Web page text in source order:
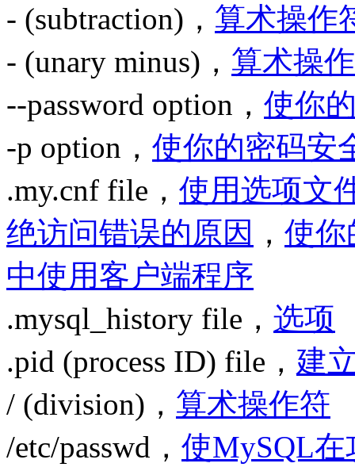
- (subtraction)， 算术操作
- (unary minus)， 算术操
--password option， 使你
-p option， 使你的密码安
.my.cnf file， 使用选项文
绝访问错误的原因 ， 使你
中使用客户端程序
.mysql_history file， 选项
.pid (process ID) file， 建
/ (division)， 算术操作符
/etc/passwd， 使MySQL